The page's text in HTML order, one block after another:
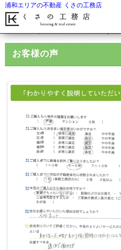
浦和エリアの不動産 くさの工務店
お客様の声